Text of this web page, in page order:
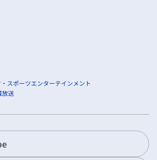
スポーツエンターテインメント
放送